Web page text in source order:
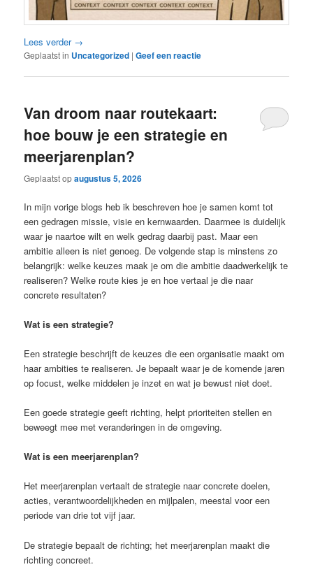
Lees verder →
Geplaatst in Uncategorized |Geef een reactie
Van droom naar routekaart:
hoe bouw je een strategie en
meerjarenplan?
Geplaatst opaugustus 5, 2026
In mijn vorige blogs heb ik beschreven hoe je samen komt tot
een gedragen missie, visie en kernwaarden. Daarmee is duidelijk
waar je naartoe wilt en welk gedrag daarbij past. Maar een
ambitie alleen is niet genoeg. De volgende stap is minstens zo
belangrijk: welke keuzes maak je om die ambitie daadwerkelijk te
realiseren? Welke route kies je en hoe vertaal je die naar
concrete resultaten?
Wat is een strategie?
Een strategie beschrijft de keuzes die een organisatie maakt om
haar ambities te realiseren. Je bepaalt waar je de komende jaren
op focust, welke middelen je inzet en wat je bewust niet doet.
Een goede strategie geeft richting, helpt prioriteiten stellen en
beweegt mee met veranderingen in de omgeving.
Wat is een meerjarenplan?
Het meerjarenplan vertaalt de strategie naar concrete doelen,
acties, verantwoordelijkheden en mijlpalen, meestal voor een
periode van drie tot vijf jaar.
De strategie bepaalt de richting; het meerjarenplan maakt die
richting concreet.